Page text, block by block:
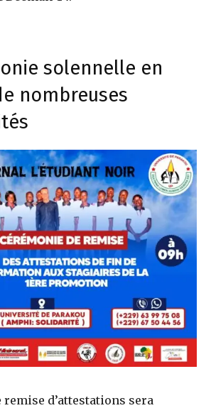
solennelle en
nombreuses
d’attestations sera